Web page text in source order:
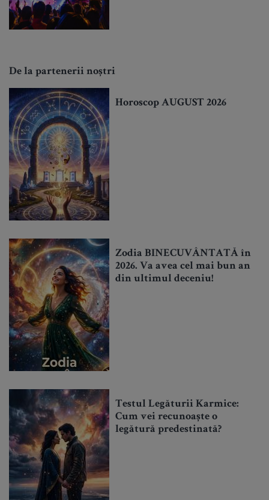
De la partenerii noștri
Horoscop AUGUST 2026
Zodia BINECUVÂNTATĂ în
2026. Va avea cel mai bun an
din ultimul deceniu!
Testul Legăturii Karmice:
Cum vei recunoaște o
legătură predestinată?